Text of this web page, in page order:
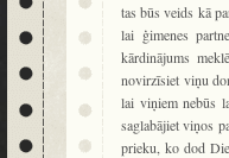
tas būs veids kā
lai ģimenes
kārdinājums
novirzīsiet viņu
lai viņiem nebūs
saglabājiet viņos
prieku, ko dod